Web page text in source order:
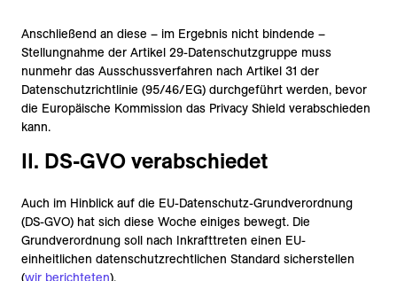
Anschließend an diese – im Ergebnis nicht bindende –
Stellungnahme der Artikel 29-Datenschutzgruppe muss
nunmehr das Ausschussverfahren nach Artikel 31 der
Datenschutzrichtlinie (95/46/EG) durchgeführt werden, bevor
die Europäische Kommission das Privacy Shield verabschieden
kann.
II. DS-GVO verabschiedet
Auch im Hinblick auf die EU-Datenschutz-Grundverordnung
(DS-GVO) hat sich diese Woche einiges bewegt. Die
Grundverordnung soll nach Inkrafttreten einen EU-
einheitlichen datenschutzrechtlichen Standard sicherstellen
(wir berichteten).